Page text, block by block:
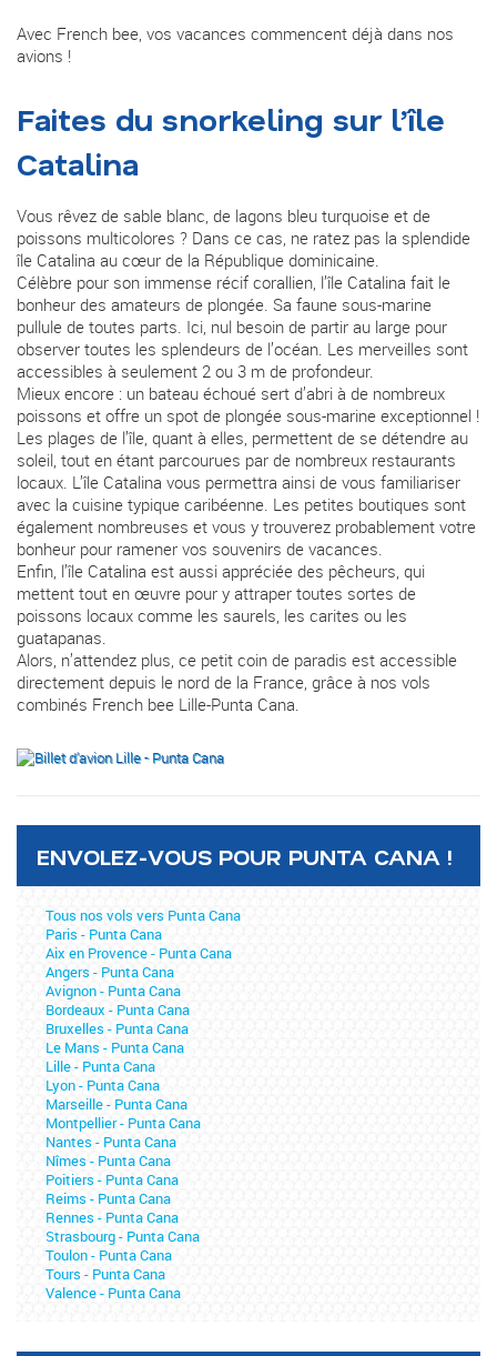
Avec French bee, vos vacances commencent déjà dans nos
avions !
Faites du snorkeling sur l’île
Catalina
Vous rêvez de sable blanc, de lagons bleu turquoise et de
poissons multicolores ? Dans ce cas, ne ratez pas la splendide
île Catalina au cœur de la République dominicaine.
Célèbre pour son immense récif corallien, l’île Catalina fait le
bonheur des amateurs de plongée. Sa faune sous-marine
pullule de toutes parts. Ici, nul besoin de partir au large pour
observer toutes les splendeurs de l’océan. Les merveilles sont
accessibles à seulement 2 ou 3 m de profondeur.
Mieux encore : un bateau échoué sert d’abri à de nombreux
poissons et offre un spot de plongée sous-marine exceptionnel !
Les plages de l’île, quant à elles, permettent de se détendre au
soleil, tout en étant parcourues par de nombreux restaurants
locaux. L’île Catalina vous permettra ainsi de vous familiariser
avec la cuisine typique caribéenne. Les petites boutiques sont
également nombreuses et vous y trouverez probablement votre
bonheur pour ramener vos souvenirs de vacances.
Enfin, l’île Catalina est aussi appréciée des pêcheurs, qui
mettent tout en œuvre pour y attraper toutes sortes de
poissons locaux comme les saurels, les carites ou les
guatapanas.
Alors, n’attendez plus, ce petit coin de paradis est accessible
directement depuis le nord de la France, grâce à nos vols
combinés French bee Lille-Punta Cana.
ENVOLEZ-VOUS POUR PUNTA CANA !
Tous nos vols vers Punta Cana
Paris - Punta Cana
Aix en Provence - Punta Cana
Angers - Punta Cana
Avignon - Punta Cana
Bordeaux - Punta Cana
Bruxelles - Punta Cana
Le Mans - Punta Cana
Lille - Punta Cana
Lyon - Punta Cana
Marseille - Punta Cana
Montpellier - Punta Cana
Nantes - Punta Cana
Nîmes - Punta Cana
Poitiers - Punta Cana
Reims - Punta Cana
Rennes - Punta Cana
Strasbourg - Punta Cana
Toulon - Punta Cana
Tours - Punta Cana
Valence - Punta Cana